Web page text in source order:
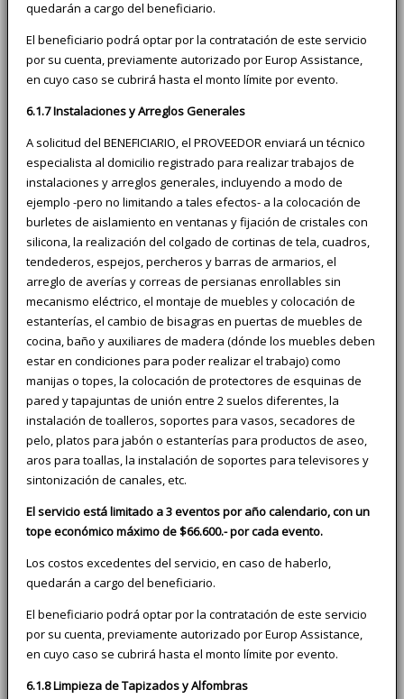
quedarán a cargo del beneficiario.
El beneficiario podrá optar por la contratación de este servicio
por su cuenta, previamente autorizado por Europ Assistance,
en cuyo caso se cubrirá hasta el monto límite por evento.
6.1.7 Instalaciones y Arreglos Generales
A solicitud del BENEFICIARIO, el PROVEEDOR enviará un técnico
especialista al domicilio registrado para realizar trabajos de
instalaciones y arreglos generales, incluyendo a modo de
ejemplo -pero no limitando a tales efectos- a la colocación de
burletes de aislamiento en ventanas y fijación de cristales con
silicona, la realización del colgado de cortinas de tela, cuadros,
tendederos, espejos, percheros y barras de armarios, el
arreglo de averías y correas de persianas enrollables sin
mecanismo eléctrico, el montaje de muebles y colocación de
estanterías, el cambio de bisagras en puertas de muebles de
cocina, baño y auxiliares de madera (dónde los muebles deben
estar en condiciones para poder realizar el trabajo) como
manijas o topes, la colocación de protectores de esquinas de
pared y tapajuntas de unión entre 2 suelos diferentes, la
instalación de toalleros, soportes para vasos, secadores de
pelo, platos para jabón o estanterías para productos de aseo,
aros para toallas, la instalación de soportes para televisores y
sintonización de canales, etc.
El servicio está limitado a 3 eventos por año calendario, con un
tope económico máximo de $66.600.- por cada evento.
Los costos excedentes del servicio, en caso de haberlo,
quedarán a cargo del beneficiario.
El beneficiario podrá optar por la contratación de este servicio
por su cuenta, previamente autorizado por Europ Assistance,
en cuyo caso se cubrirá hasta el monto límite por evento.
6.1.8 Limpieza de Tapizados y Alfombras